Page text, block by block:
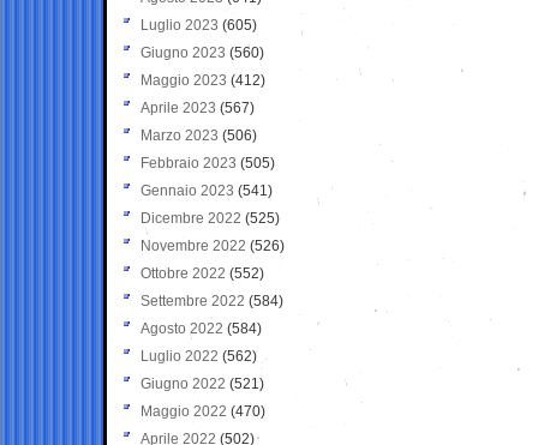
Luglio 2023 (605)
Giugno 2023 (560)
Maggio 2023 (412)
Aprile 2023 (567)
Marzo 2023 (506)
Febbraio 2023 (505)
Gennaio 2023 (541)
Dicembre 2022 (525)
Novembre 2022 (526)
Ottobre 2022 (552)
Settembre 2022 (584)
Agosto 2022 (584)
Luglio 2022 (562)
Giugno 2022 (521)
Maggio 2022 (470)
Aprile 2022 (502)